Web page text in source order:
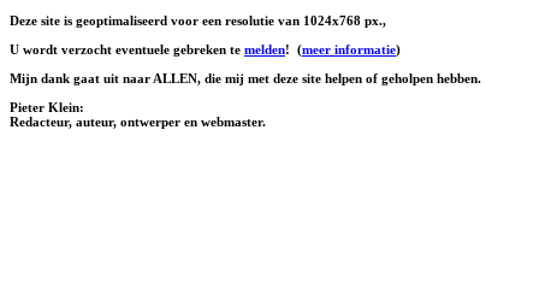
Deze site is geoptimaliseerd voor een resolutie van 1024x768 px.,
U wordt verzocht eventuele gebreken te melden! (meer informatie)
Mijn dank gaat uit naar ALLEN, die mij met deze site helpen of geholpen hebben.
Pieter Klein:
Redacteur, auteur, ontwerper en webmaster.